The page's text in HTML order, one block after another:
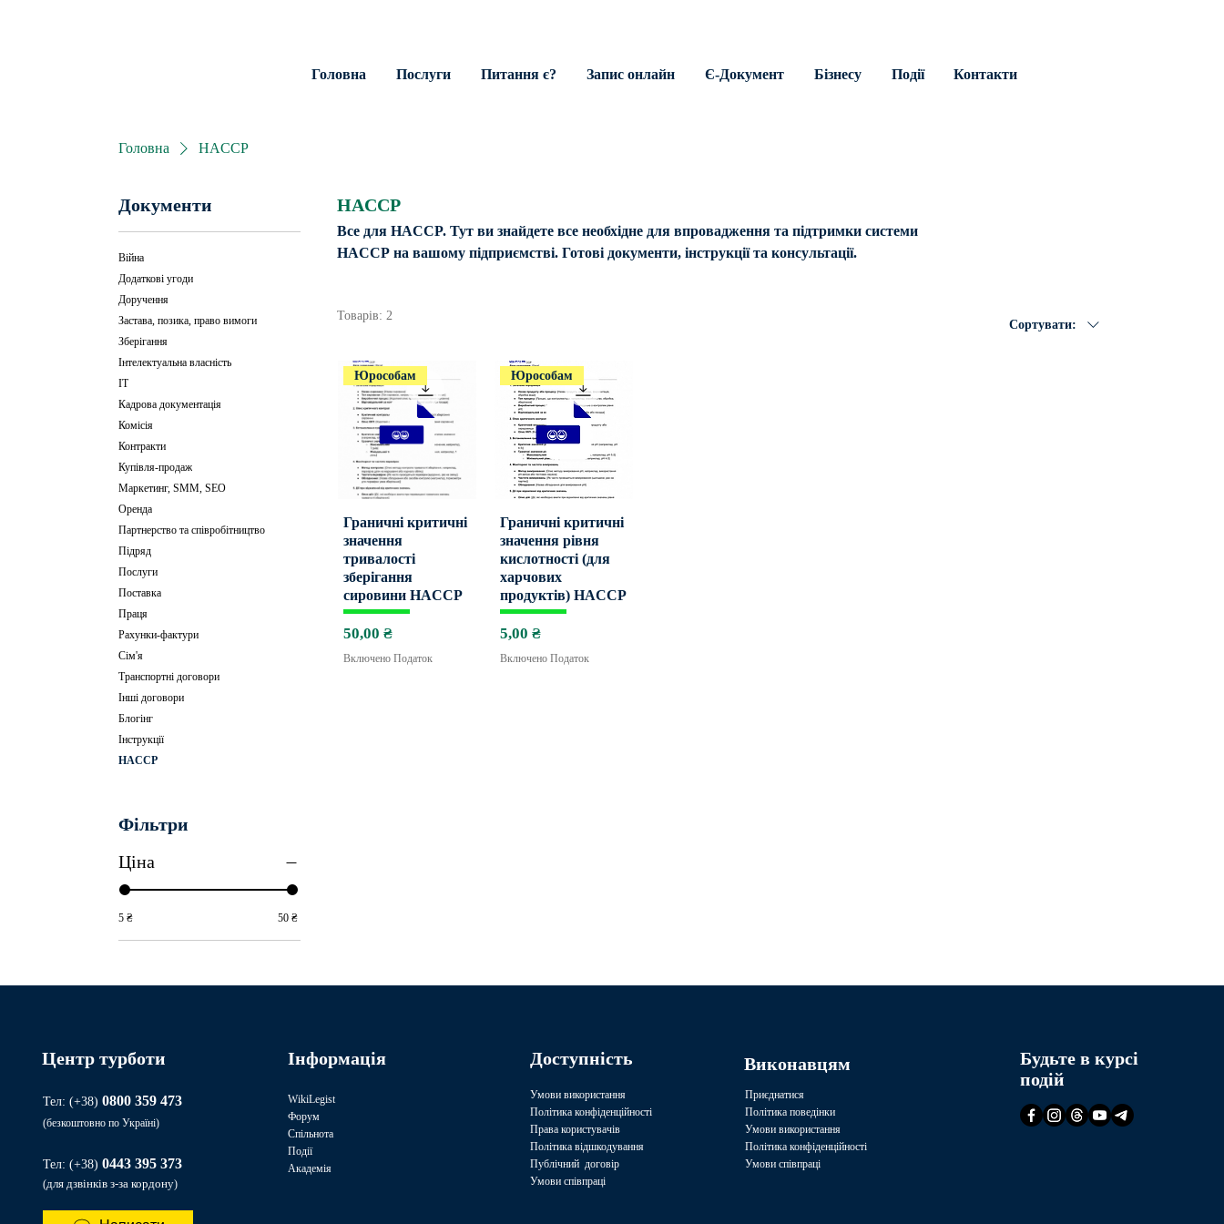
Головна Послуги Питання є? Запис онлайн Є-Документ Бізнесу Події Контакти
Головна HACCP
Документи
Війна
Додаткові угоди
Доручення
Застава, позика, право вимоги
Зберігання
Інтелектуальна власність
ІТ
Кадрова документація
Комісія
Контракти
Купівля-продаж
Маркетинг, SMM, SEO
Оренда
Партнерство та співробітництво
Підряд
Послуги
Поставка
Праця
Рахунки-фактури
Сім'я
Транспортні договори
Інші договори
Блогінг
Інструкції
HACCP
Фільтри
Ціна
5 ₴ 50 ₴
HACCP
Все для HACCP. Тут ви знайдете все необхідне для впровадження та підтримки системи
HACCP на вашому підприємстві. Готові документи, інструкції та консультації.
Товарів: 2
Сортувати:
Швидкий
перегляд
Юрособам
Граничні критичні
значення
тривалості
зберігання
сировини HACCP
Ціна
50,00 ₴
Включено Податок
Швидкий
перегляд
Юрособам
Граничні критичні
значення рівня
кислотності (для
харчових
продуктів) HACCP
Ціна
5,00 ₴
Включено Податок
Центр турботи
Тел: (+38) 0800 359 473
(безкоштовно по Україні)
Тел:(+38)0443 395 373​​
(для дзвінків з-за кордону)
Інформація
WikiLegist
Форум
Спільнота
Події
Академія
Доступність
Умови використання
Політика конфіденційності
Права користувачів
Політика відшкодування
Публічний договір
Умови співпраці
Виконавцям
Приєднатися
Політика поведінки
Умови використання
Політика конфіденційності
Умови співпраці
Будьте в курсі
подій